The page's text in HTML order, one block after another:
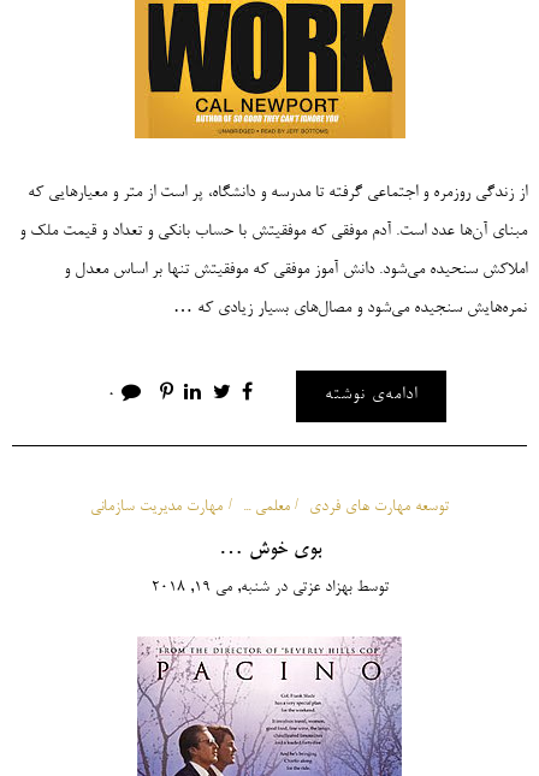
از زندگی روزمره و اجتماعی گرفته تا مدرسه و دانشگاه، پر است از متر و معیارهایی که
مبنای آن‌ها عدد است. آدم موفقی که موفقیتش با حساب بانکی و تعداد و قیمت ملک و
املاکش سنحیده می‌شود. دانش آموز موفقی که موفقیتش تنها بر اساس معدل و
نمره‌هایش سنجیده می‌شود و مصال‌های بسیار زیادی که …
ادامه‌ی نوشته 0
توسعه مهارت های فردی معلمی ... مهارت مدیریت سازمانی
بوی خوش …
توسطبهزاد عزتی درشنبه, می 19, 2018